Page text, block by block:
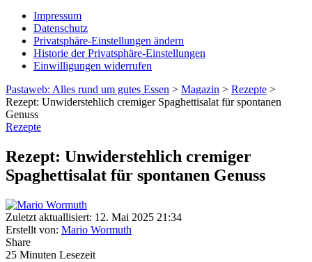
Impressum
Datenschutz
Privatsphäre-Einstellungen ändern
Historie der Privatsphäre-Einstellungen
Einwilligungen widerrufen
Pastaweb: Alles rund um gutes Essen > Magazin > Rezepte >
Rezept: Unwiderstehlich cremiger Spaghettisalat für spontanen
Genuss
Rezepte
Rezept: Unwiderstehlich cremiger
Spaghettisalat für spontanen Genuss
Zuletzt aktuallisiert: 12. Mai 2025 21:34
Erstellt von: Mario Wormuth
Share
25 Minuten Lesezeit